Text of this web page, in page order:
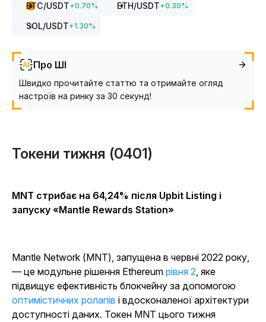
BTC/USDT+0.70% ETH/USDT+0.30%
SOL/USDT+1.30%
Про ШІ
Швидко прочитайте статтю та отримайте огляд
настроїв на ринку за 30 секунд!
Токени тижня (0401)
MNT стрибає на 64,24% після Upbit Listing і
запуску «Mantle Rewards Station»
Mantle Network (MNT), запущена в червні 2022 року,
— це модульне рішення Ethereum рівня 2, яке
підвищує ефективність блокчейну за допомогою
оптимістичних ролапів і вдосконаленої архітектури
доступності даних. Токен MNT цього тижня